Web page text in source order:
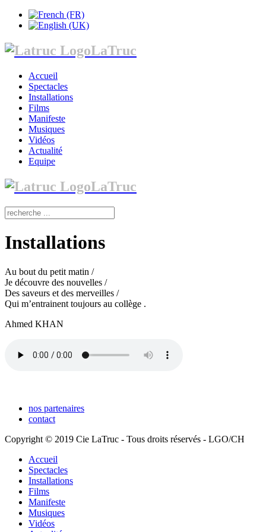
LaTruc
Accueil
Spectacles
Installations
Films
Manifeste
Musiques
Vidéos
Actualité
Equipe
LaTruc
Installations
Au bout du petit matin /
Je découvre des nouvelles /
Des saveurs et des merveilles /
Qui m’entrainent toujours au collège .
Ahmed KHAN
nos partenaires
contact
Copyright © 2019 Cie LaTruc - Tous droits réservés - LGO/CH
Accueil
Spectacles
Installations
Films
Manifeste
Musiques
Vidéos